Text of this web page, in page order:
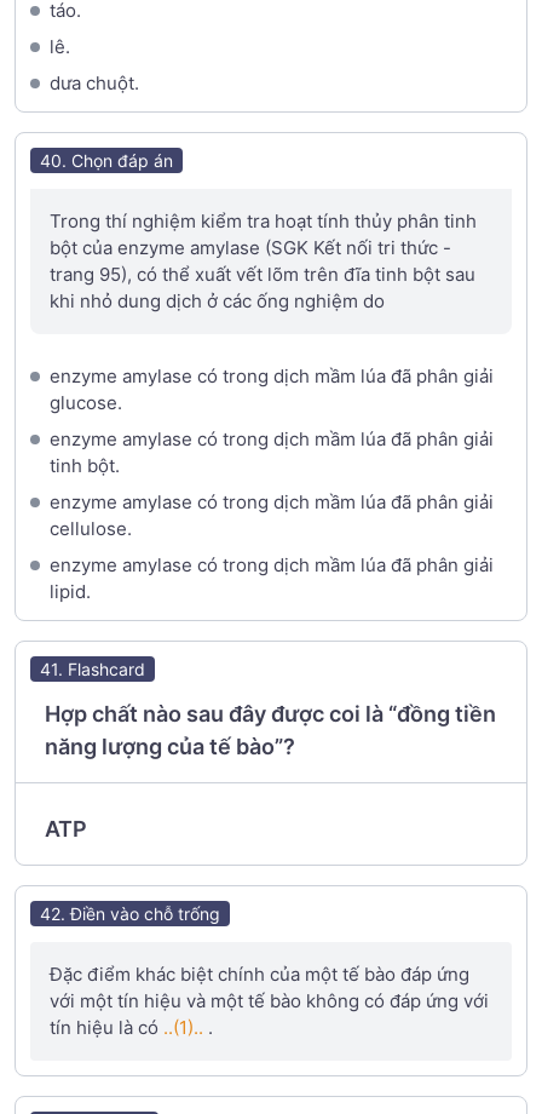
táo.
lê.
dưa chuột.
40. Chọn đáp án
Trong thí nghiệm kiểm tra hoạt tính thủy phân tinh
bột của enzyme amylase (SGK Kết nối tri thức -
trang 95), có thể xuất vết lõm trên đĩa tinh bột sau
khi nhỏ dung dịch ở các ống nghiệm do
enzyme amylase có trong dịch mầm lúa đã phân giải
glucose.
enzyme amylase có trong dịch mầm lúa đã phân giải
tinh bột.
enzyme amylase có trong dịch mầm lúa đã phân giải
cellulose.
enzyme amylase có trong dịch mầm lúa đã phân giải
lipid.
41. Flashcard
Hợp chất nào sau đây được coi là “đồng tiền
năng lượng của tế bào”?
ATP
42. Điền vào chỗ trống
Đặc điểm khác biệt chính của một tế bào đáp ứng
với một tín hiệu và một tế bào không có đáp ứng với
tín hiệu là có ..(1).. .